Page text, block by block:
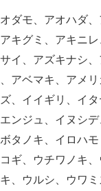
ダモ、アオハダ
キグミ、アキニレ
イ、アズキナシ、
アベマキ、アメ
、イイギリ、イ
ンジュ、イヌシデ
タノキ、イロハ
ギ、ウチワノキ
、ウルシ、ウワ